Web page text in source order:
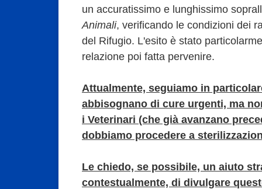
un accuratissimo e lunghissimo
Animali, verificando le condizioni dei
del Rifugio. L'esito è stato
relazione poi fatta pervenire.
Attualmente, seguiamo in
abbisognano di cure urgenti, ma
i Veterinari (che già avanzano
dobbiamo procedere a
Le chiedo, se possibile, un aiuto
contestualmente, di divulgare